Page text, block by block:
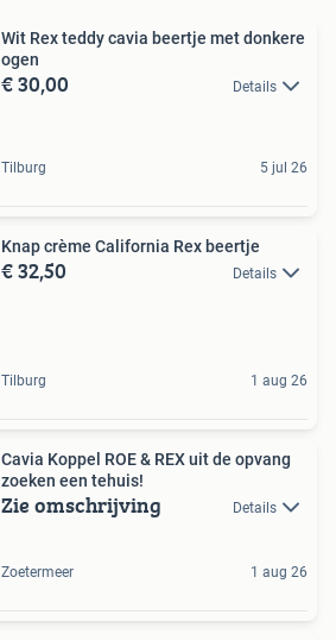
Wit Rex teddy cavia beertje met donkere
ogen
€ 30,00 Details
Tilburg 5 jul 26
Knap crème California Rex beertje
€ 32,50 Details
Tilburg 1 aug 26
Cavia Koppel ROE & REX uit de opvang
zoeken een tehuis!
Zie omschrijving Details
Zoetermeer 1 aug 26